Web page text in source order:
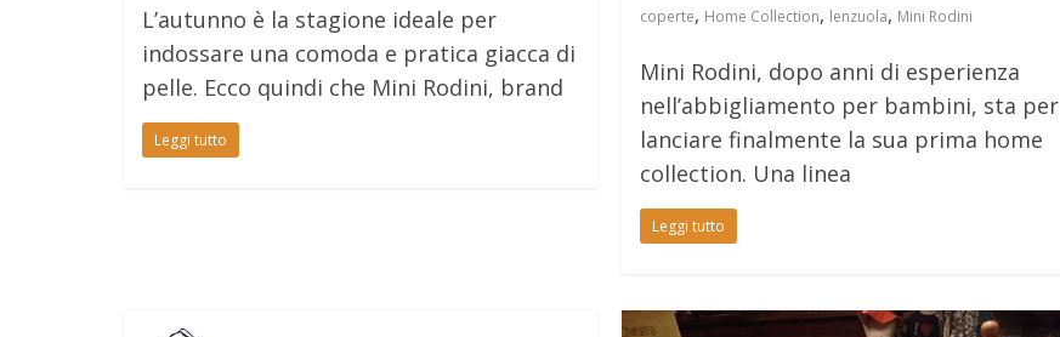
L’autunno è la stagione ideale per
indossare una comoda e pratica giacca di
pelle. Ecco quindi che Mini Rodini, brand
Leggi tutto
coperte, Home Collection, lenzuola, Mini Rodini
Mini Rodini, dopo anni di esperienza
nell’abbigliamento per bambini, sta per
lanciare finalmente la sua prima home
collection. Una linea
Leggi tutto